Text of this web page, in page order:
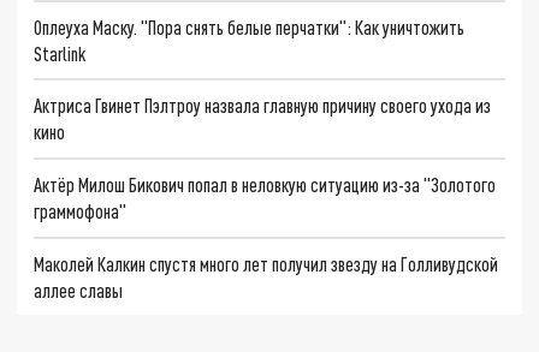
Оплеуха Маску. "Пора снять белые перчатки": Как уничтожить
Starlink
Актриса Гвинет Пэлтроу назвала главную причину своего ухода из
кино
Актёр Милош Бикович попал в неловкую ситуацию из-за "Золотого
граммофона"
Маколей Калкин спустя много лет получил звезду на Голливудской
аллее славы